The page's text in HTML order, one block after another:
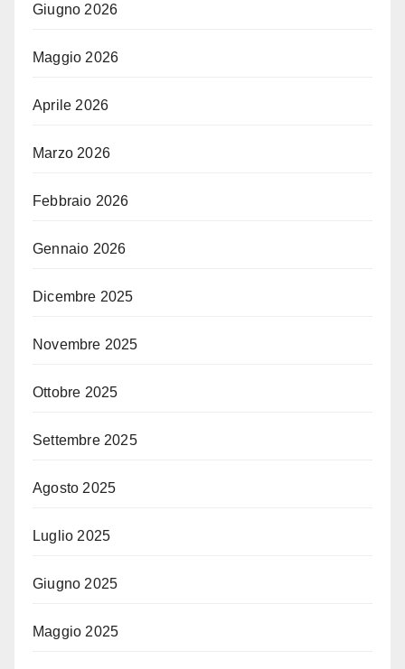
Giugno 2026
Maggio 2026
Aprile 2026
Marzo 2026
Febbraio 2026
Gennaio 2026
Dicembre 2025
Novembre 2025
Ottobre 2025
Settembre 2025
Agosto 2025
Luglio 2025
Giugno 2025
Maggio 2025